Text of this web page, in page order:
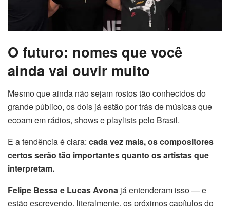
O futuro: nomes que você
ainda vai ouvir muito
Mesmo que ainda não sejam rostos tão conhecidos do
grande público, os dois já estão por trás de músicas que
ecoam em rádios, shows e playlists pelo Brasil.
E a tendência é clara: cada vez mais, os compositores
certos serão tão importantes quanto os artistas que
interpretam.
Felipe Bessa e Lucas Avona já entenderam isso — e
estão escrevendo, literalmente, os próximos capítulos do